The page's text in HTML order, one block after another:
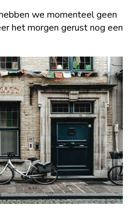
we momenteel geen
het morgen gerust nog een